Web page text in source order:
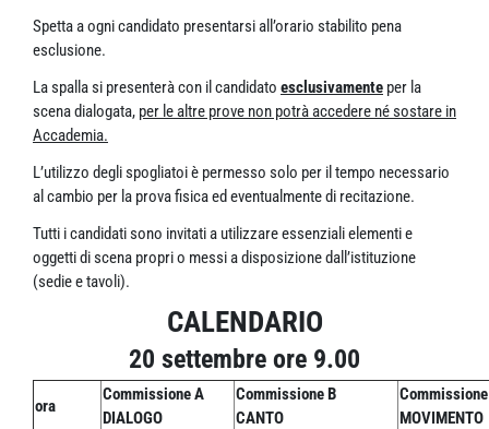
Spetta a ogni candidato presentarsi all’orario stabilito pena
esclusione.
La spalla si presenterà con il candidato esclusivamente per la
scena dialogata, per le altre prove non potrà accedere né sostare in
Accademia.
L’utilizzo degli spogliatoi è permesso solo per il tempo necessario
al cambio per la prova fisica ed eventualmente di recitazione.
Tutti i candidati sono invitati a utilizzare essenziali elementi e
oggetti di scena propri o messi a disposizione dall’istituzione
(sedie e tavoli).
CALENDARIO
20 settembre ore 9.00
ora
Commissione A
DIALOGO
Commissione B
CANTO
MOVIMENTO